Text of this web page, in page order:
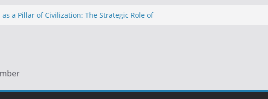
as a Pillar of Civilization: The Strategic Role of
Crisis
للمعاهد الإسلامية في